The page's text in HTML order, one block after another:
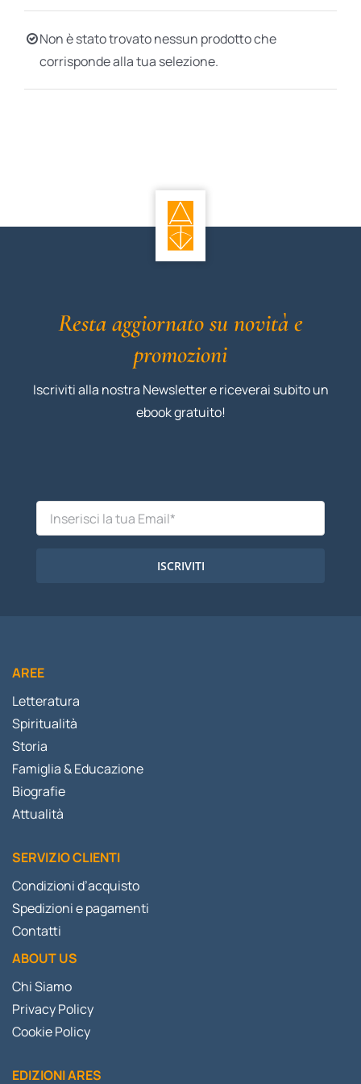
BIOGRAFIE
ATTUALITÀ
Non è stato trovato nessun prodotto che
corrisponde alla tua selezione.
Resta aggiornato su novità e
promozioni
Iscriviti alla nostra Newsletter e riceverai subito un
ebook gratuito!
ISCRIVITI
AREE
Letteratura
Spiritualità
Storia
Famiglia & Educazione
Biografie
Attualità
SERVIZIO CLIENTI
Condizioni d’acquisto
Spedizioni e pagamenti
Contatti
ABOUT US
Chi Siamo
Privacy Policy
Cookie Policy
EDIZIONI ARES